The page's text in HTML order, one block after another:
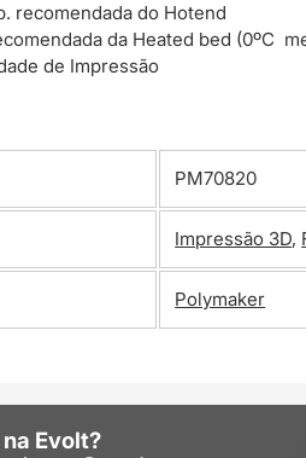
recomendada do Hotend
da Heated bed (0ºC
de Impressão
PM70820
Impressão 3D,
Polymaker
Evolt?